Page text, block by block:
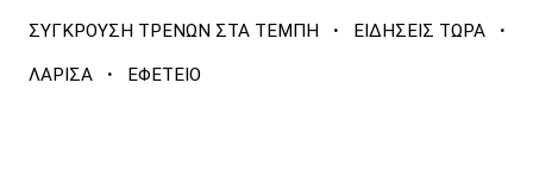
ΣΥΓΚΡΟΥΣΗ ΤΡΕΝΩΝ ΣΤΑ ΤΕΜΠΗ · ΕΙΔΗΣΕΙΣ ΤΩΡΑ ·
ΛΑΡΙΣΑ · ΕΦΕΤΕΙΟ